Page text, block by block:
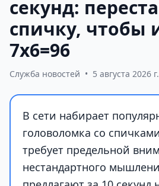
секунд:
спичку, чтобы
7х6=96
Служба новостей • 5 августа 2026
В сети набирает
головоломка со
требует предельной
нестандартного